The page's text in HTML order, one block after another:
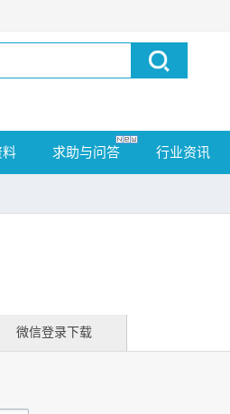
料 求助与问答 行业资讯
微信登录下载